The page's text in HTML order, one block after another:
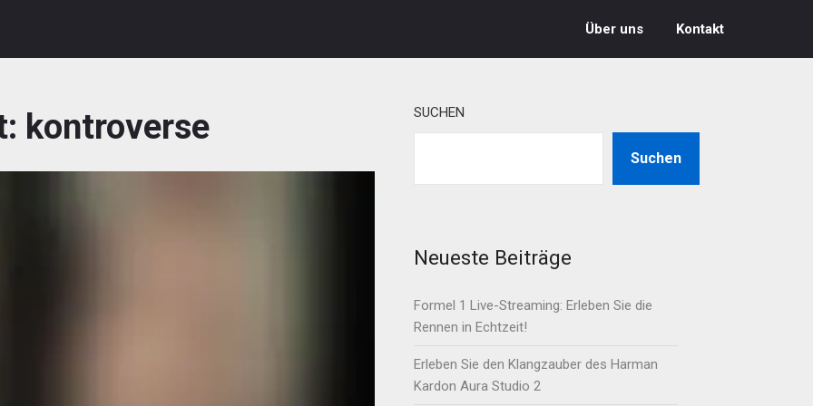
Über uns Kontakt
kontroverse SUCHEN
Suchen
Neueste Beiträge
Formel 1 Live-Streaming: Erleben Sie die
Rennen in Echtzeit!
Erleben Sie den Klangzauber des Harman
Kardon Aura Studio 2